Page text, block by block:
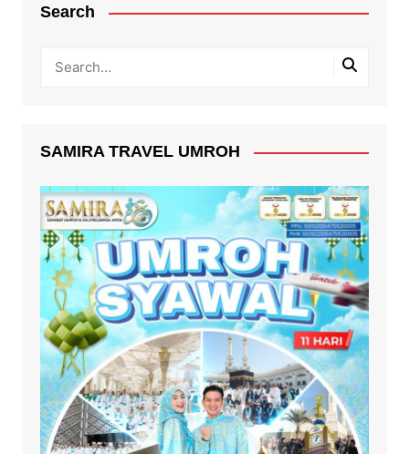
Search
SAMIRA TRAVEL UMROH